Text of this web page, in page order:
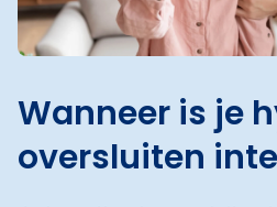
Wanneer is je
oversluiten